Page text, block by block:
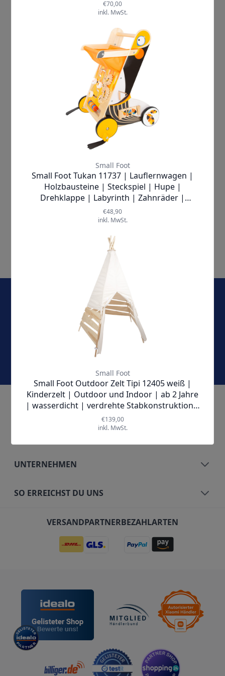
Hasbro |Hero Quest
Spiel
✘ AUSVERKAUFT
Jetzt abonnieren und keine Angebote und Aktionen
KONTAKT & SERVICE
UNTERNEHMEN
SO ERREICHST DU UNS
VERSANDPARTNERBEZAHLARTEN